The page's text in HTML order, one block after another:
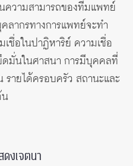
ความสามารถของทีมแพทย์
ลากรทางการแพทย์จะทำ
ชื่อในปาฏิหาริย์ ความเชื่อ
ดมั่นในศาสนา การมีบุคคลที่
รายได้ครอบครัว สถานะและ
งเจตนา